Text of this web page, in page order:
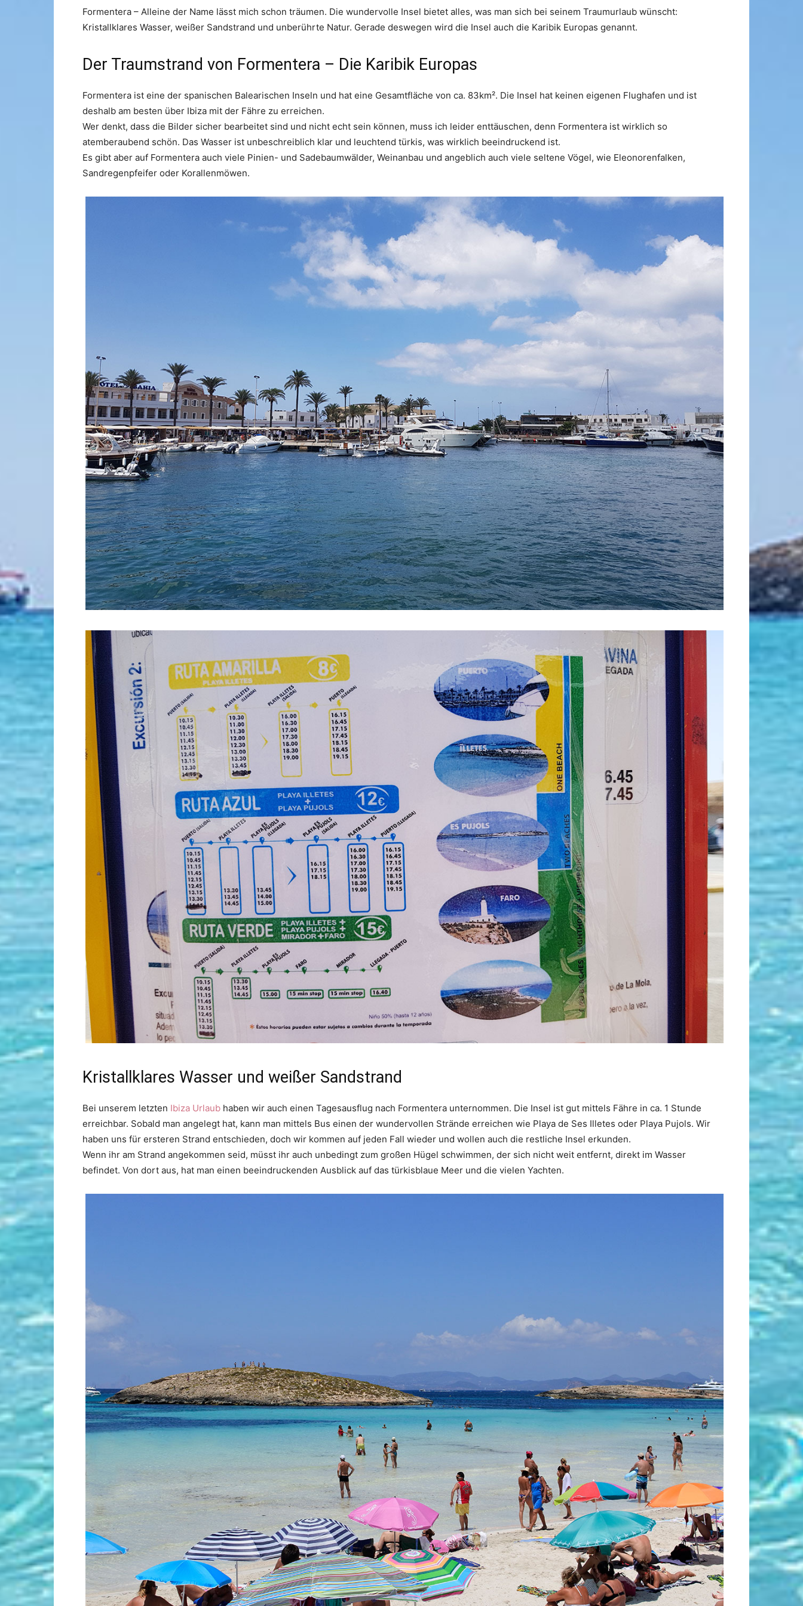
Formentera – Alleine der Name lässt mich schon träumen. Die wundervolle Insel bietet alles, was man sich bei seinem Traumurlaub wünscht:
Kristallklares Wasser, weißer Sandstrand und unberührte Natur. Gerade deswegen wird die Insel auch die Karibik Europas genannt.
Der Traumstrand von Formentera – Die Karibik Europas
Formentera ist eine der spanischen Balearischen Inseln und hat eine Gesamtfläche von ca. 83km². Die Insel hat keinen eigenen Flughafen und ist
deshalb am besten über Ibiza mit der Fähre zu erreichen.
Wer denkt, dass die Bilder sicher bearbeitet sind und nicht echt sein können, muss ich leider enttäuschen, denn Formentera ist wirklich so
atemberaubend schön. Das Wasser ist unbeschreiblich klar und leuchtend türkis, was wirklich beeindruckend ist.
Es gibt aber auf Formentera auch viele Pinien- und Sadebaumwälder, Weinanbau und angeblich auch viele seltene Vögel, wie Eleonorenfalken,
Sandregenpfeifer oder Korallenmöwen.
Kristallklares Wasser und weißer Sandstrand
Bei unserem letzten Ibiza Urlaub haben wir auch einen Tagesausflug nach Formentera unternommen. Die Insel ist gut mittels Fähre in ca. 1 Stunde
erreichbar. Sobald man angelegt hat, kann man mittels Bus einen der wundervollen Strände erreichen wie Playa de Ses Illetes oder Playa Pujols. Wir
haben uns für ersteren Strand entschieden, doch wir kommen auf jeden Fall wieder und wollen auch die restliche Insel erkunden.
Wenn ihr am Strand angekommen seid, müsst ihr auch unbedingt zum großen Hügel schwimmen, der sich nicht weit entfernt, direkt im Wasser
befindet. Von dort aus, hat man einen beeindruckenden Ausblick auf das türkisblaue Meer und die vielen Yachten.